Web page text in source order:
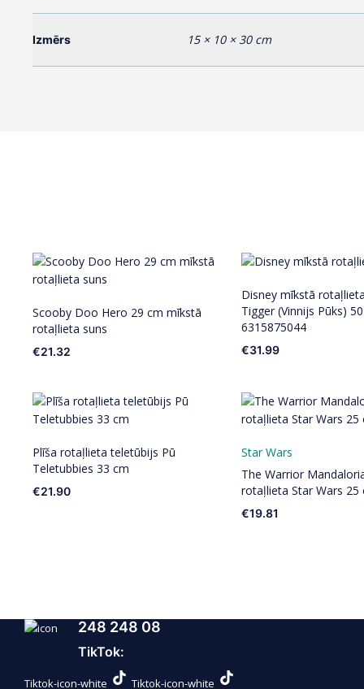
Izmērs 15 × 10 × 30 cm
Scooby Doo Hero 29 cm mīkstā
rotaļlieta suns
€21.32
Disney mīkstā
Tigger (Vinnijs Pūks)
6315875044
€31.99
Plīša rotaļlieta teletūbijs Pū
Teletubbies 33 cm
€21.90
Star Wars
The Warrior
rotaļlieta Star Wars 25
€19.81
248 248 08
TikTok:
Tiktok-icon-white Tiktok-icon-white